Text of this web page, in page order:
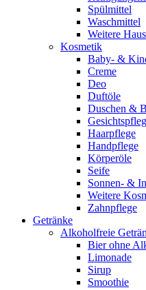
Spülmittel
Waschmittel
Weitere
Kosmetik
Baby- &
Creme
Deo
Duftöle
Duschen &
Haarpflege
Handpflege
Körperöle
Seife
Sonnen- &
Weitere
Zahnpflege
Getränke
Alkoholfreie
Bier ohne
Limonade
Sirup
Smoothie